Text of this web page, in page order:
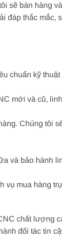
sẽ bán hàng
đáp thắc
chuẩn kỹ
mới và cũ,
Chúng tôi
và bảo hành
mua hàng
chất lượng
đối tác tin